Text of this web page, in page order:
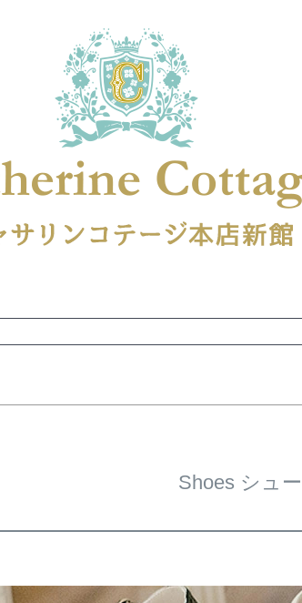
160
165
新着順
キーワードヒット順
検索
Shoes シュ